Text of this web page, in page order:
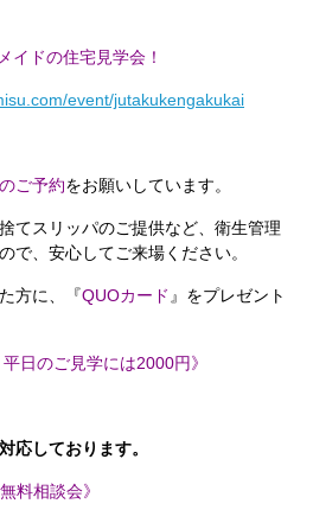
イドの住宅見学会！
event/jutakukengakukai
ご予約をお願いしています。
てスリッパのご提供など、衛生管理
で、安心してご来場ください。
方に、『QUOカード 』をプレゼント
日のご見学には2000円》
応しております。
料相談会》